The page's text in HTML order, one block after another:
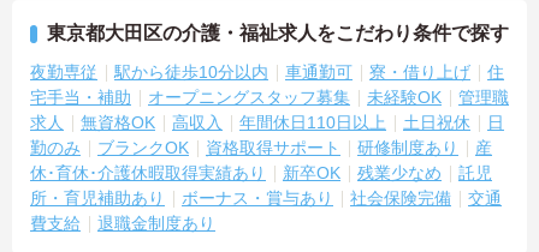
東京都大田区の介護・福祉求人をこだわり条件で探す
夜勤専従 駅から徒歩10分以内 車通勤可 寮・借り上げ
住
宅手当・補助
オープニングスタッフ募集 未経験OK
管理職
求人
無資格OK 高収入 年間休日110日以上 土日祝休
日
勤のみ
ブランクOK 資格取得サポート 研修制度あり
産
休･育休･介護休暇取得実績あり
新卒OK 残業少なめ
託児
所・育児補助あり
ボーナス・賞与あり 社会保険完備
交通
費支給
退職金制度あり